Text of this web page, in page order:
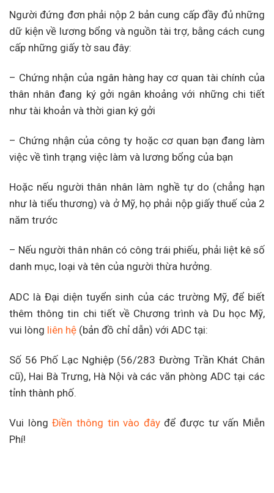
Người đứng đơn phải nộp 2 bản cung cấp đầy đủ những
dữ kiện về lương bổng và nguồn tài trợ, bằng cách cung
cấp những giấy tờ sau đây:
– Chứng nhận của ngân hàng hay cơ quan tài chính của
thân nhân đang ký gởi ngân khoảng với những chi tiết
như tài khoản và thời gian ký gởi
– Chứng nhận của công ty hoặc cơ quan bạn đang làm
việc về tình trạng việc làm và lương bổng của bạn
Hoặc nếu người thân nhân làm nghề tự do (chẳng hạn
như là tiểu thương) và ở Mỹ, họ phải nộp giấy thuế của 2
năm trước
– Nếu người thân nhân có công trái phiếu, phải liệt kê số
danh mục, loại và tên của người thừa hưởng.
ADC là Đại diện tuyển sinh của các trường Mỹ, để biết
thêm thông tin chi tiết về Chương trình và Du học Mỹ,
vui lòng liên hệ (bản đồ chỉ dẫn) với ADC tại:
Số 56 Phố Lạc Nghiệp (56/283 Đường Trần Khát Chân
cũ), Hai Bà Trưng, Hà Nội và các văn phòng ADC tại các
tỉnh thành phố.
Vui lòngĐiền thông tin vào đâyđể được tư vấn Miễn
Phí!